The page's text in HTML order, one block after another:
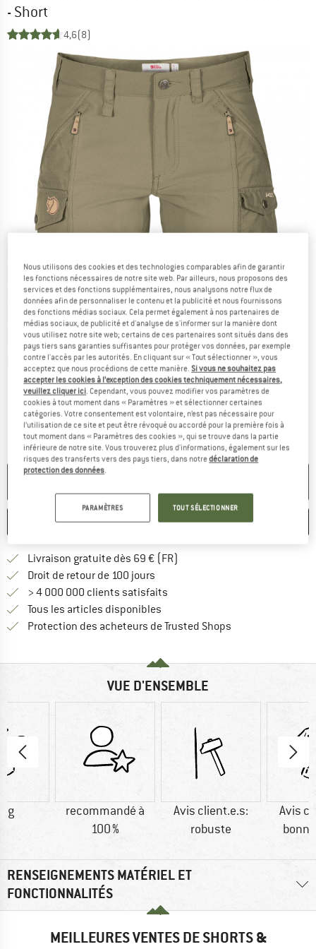
- Short
4,6(8)
Photos détaillées
ENREGISTRER COMPARER
Livraison gratuite dès 69 € (FR)
Droit de retour de 100 jours
> 4 000 000 clients satisfaits
Tous les articles disponibles
Protection des acheteurs de Trusted Shops
VUE D'ENSEMBLE
g
recommandé à
100 %
Avis client.e.s:
robuste
Avis
RENSEIGNEMENTS MATÉRIEL ET
FONCTIONNALITÉS
MEILLEURES VENTES DE SHORTS &
Nous utilisons des cookies et des technologies comparables afin de garantir
les fonctions nécessaires de notre site web. Par ailleurs, nous proposons des
services et des fonctions supplémentaires, nous analysons notre flux de
données afin de personnaliser le contenu et la publicité et nous fournissons
des fonctions médias sociaux. Cela permet également à nos partenaires de
médias sociaux, de publicité et d'analyse de s'informer sur la manière dont
vous utilisez notre site web; certains de ces partenaires sont situés dans des
pays tiers sans garanties suffisantes pour protéger vos données, par exemple
contre l'accès par les autorités. En cliquant sur « Tout sélectionner », vous
acceptez que nous procédions de cette manière.Si vous ne souhaitez pas
accepter les cookies à l’exception des cookies techniquement nécessaires,
veuillez cliquer ici. Cependant, vous pouvez modifier vos paramètres de
cookies à tout moment dans « Paramètres » et sélectionner certaines
catégories. Votre consentement est volontaire, n’est pas nécessaire pour
l’utilisation de ce site et peut être révoqué ou accordé pour la première fois à
tout moment dans « Paramètres des cookies », qui se trouve dans la partie
inférieure de notre site. Vous trouverez plus d'informations, également sur les
risques des transferts vers des pays tiers, dans notredéclaration de
protection des données.
PARAMÈTRES TOUT SÉLECTIONNER